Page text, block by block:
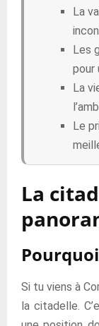
La
Les
pour
La
Le
La
Si tu viens à
la citadelle.